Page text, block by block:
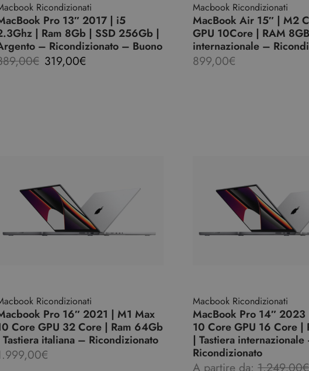
Ricondizionati
Pro 13″ 2017 | i5
| Ram 8Gb | SSD 256Gb |
– Ricondizionato – Buono
€ 319,00€
Macbook Ricondizionati
MacBook Air 15″ | M2
GPU 10Core | RAM
internazionale –
899,00€
Ricondizionati
Pro 16″ 2021 | M1 Max
Core GPU 32 Core | Ram 64Gb
Tastiera italiana – Ricondizionato
€
Macbook Ricondizionati
MacBook Pro 14″
10 Core GPU 16 Core |
| Tastiera internazionale
Ricondizionato